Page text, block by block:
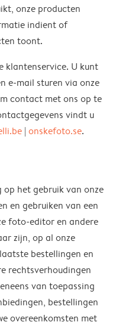
onze producten
indient of
toont.
klantenservice. U kunt
e-mail sturen via onze
contact met ons op te
vindt u
| onskefoto.se.
op het gebruik van onze
en gebruiken van een
foto-editor en andere
zijn, op al onze
bestellingen en
rechtsverhoudingen
van toepassing
bestellingen
overeenkomsten met